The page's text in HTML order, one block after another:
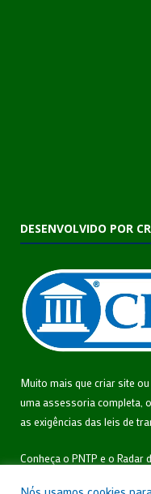
DESENVOLVIDO POR
Muito mais que criar site ou
uma assessoria completa,
as exigências das leis de
Conheça o PNTP e o Radar